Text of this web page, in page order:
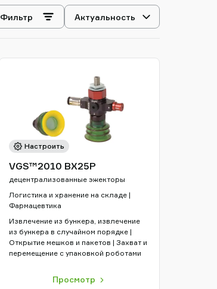
Выбрать
сортировку
Фильтр
Настроить
VGS™2010 BX25P
децентрализованные эжекторы
Логистика и хранение на складе |
Фармацевтика
Извлечение из бункера, извлечение
из бункера в случайном порядке |
Открытие мешков и пакетов | Захват и
перемещение с упаковкой роботами
Просмотр